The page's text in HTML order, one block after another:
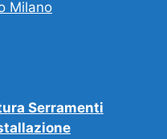
Milano
Serramenti